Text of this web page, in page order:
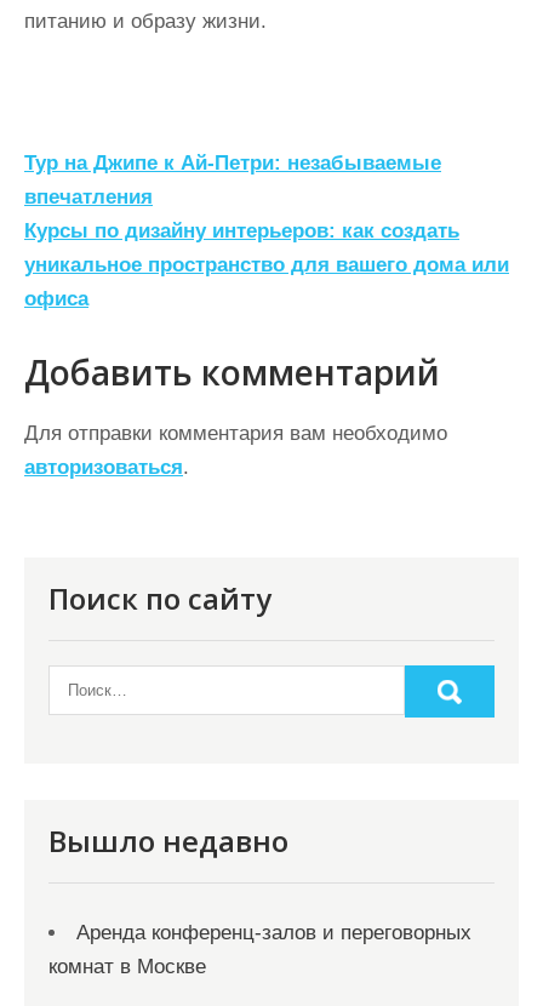
питанию и образу жизни.
Н
а
в
и
а
ц
и
я
Тур на Джипе к Ай-Петри: незабываемые
впечатления
Курсы по дизайну интерьеров: как создать
уникальное пространство для вашего дома или
офиса
Добавить комментарий
Для отправки комментария вам необходимо
авторизоваться.
Поиск по сайту
Вышло недавно
Аренда конференц-залов и переговорных
комнат в Москве